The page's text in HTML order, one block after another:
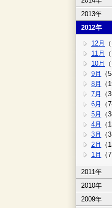
2013年
2012年
12月
11月
10月
9月
（
8月
（
7月
（
6月
（
5月
（
4月
（
3月
（
2月
（
1月
（
2011年
2010年
2009年